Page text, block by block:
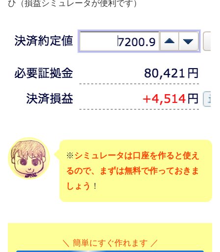
ひ（損益シミュレータが便利です）
※シミュレータは口座を作ると使え
るので、まずは無料で作っておきま
しょう ！
＼ 簡単にすぐ作れます ／